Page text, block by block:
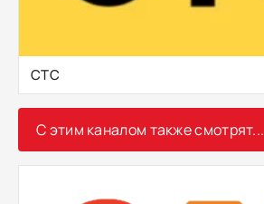
СТС
С этим каналом также смотрят...